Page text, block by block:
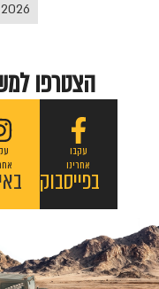
2026
הצטרפו
עקבו
אחרינו
בפייסבוק